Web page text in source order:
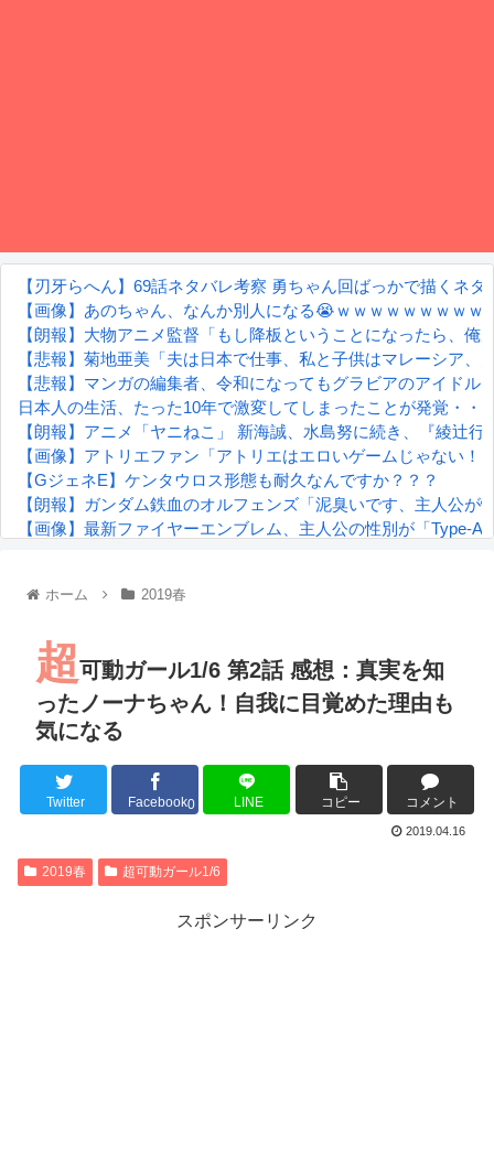
【刃牙らへん】69話ネタバレ考察 勇ちゃん回ばっかで描くネ
【画像】あのちゃん、なんか別人になる😭ｗｗｗｗｗｗｗｗｗ
【朗報】大物アニメ監督「もし降板ということになったら、
【悲報】菊地亜美「夫は日本で仕事、私と子供はマレーシア
【悲報】マンガの編集者、令和になってもグラビアのアイド
日本人の生活、たった10年で激変してしまったことが発覚・・
【朗報】アニメ「ヤニねこ」 新海誠、水島努に続き、『綾辻
【画像】アトリエファン「アトリエはエロいゲームじゃない
【GジェネE】ケンタウロス形態も耐久なんですか？？？
【朗報】ガンダム鉄血のオルフェンズ「泥臭いです、主人公
【画像】最新ファイヤーエンブレム、主人公の性別が「Type-
『進撃の巨人』で一番面白いところってｗｗｗｗｗ
るろうに剣心 -明治剣客浪漫譚- 京都動乱 第33話の感想
同盟、帝国、フェザーン。生まれるなら何処がいいか問題！
Powered by livedoor 相互RSS
ホーム 2019春
超可動ガール1/6 第2話 感想：真実を知
ったノーナちゃん！自我に目覚めた理由も
気になる
Twitter Facebook0 LINE コピー コメント
2019.04.16
2019春 超可動ガール1/6
スポンサーリンク